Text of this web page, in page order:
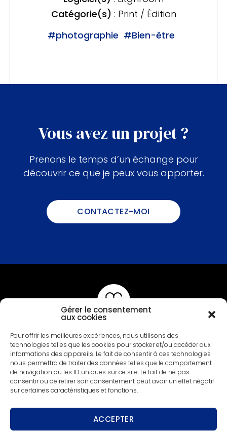
Gérer le consentement
aux cookies
Pour offrir les meilleures expériences, nous utilisons des
technologies telles que les cookies pour stocker et/ou accéder aux
informations des appareils. Le fait de consentir à ces technologies
nous permettra de traiter des données telles que le comportement
de navigation ou les ID uniques sur ce site. Le fait de ne pas
consentir ou de retirer son consentement peut avoir un effet négatif
sur certaines caractéristiques et fonctions.
ACCEPTER
Catégorie(s) : Print / Édition
#photographie #Bien-être
Vous avez un projet ?
Prenons le temps d’un échange pour
découvrir ce que je peux vous apporter.
CONTACTEZ-MOI
Anne-Sophie Massip
Graphiste Freelance à Annecy
Graphisme Print & Digital
Contactez-moi
asmassip@gmail.com